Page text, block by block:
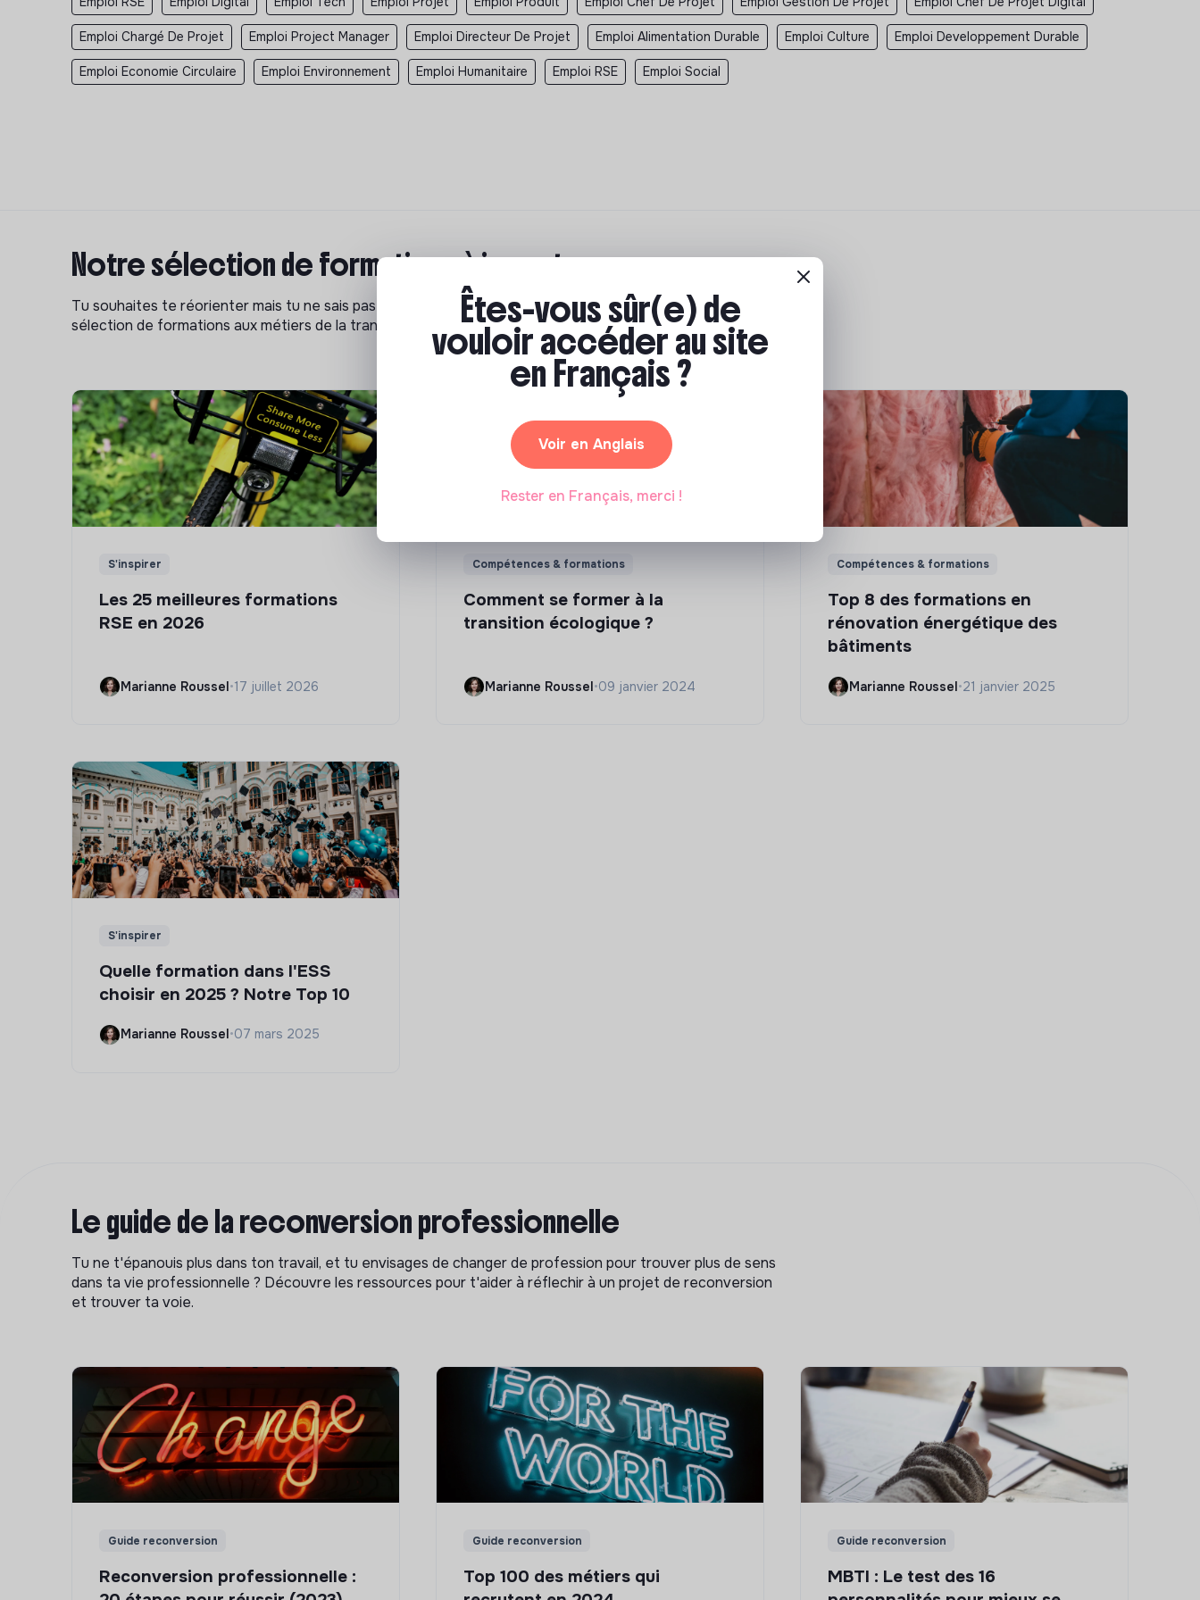
Emploi Chargé De Projet Emploi Project Manager Emploi Directeur De Projet Emploi Alimentation Durable Emploi Culture Emploi Developpement Durable
Emploi Economie Circulaire Emploi Environnement Emploi Humanitaire Emploi RSE Emploi Social
Notre sélection de formations à impact
Tu souhaites te réorienter mais tu ne sais pas par où commencer ? Pas de panique, on te propose une
sélection de formations aux métiers de la transition écologique et solidaire !
S'inspirer
Les 25 meilleures formations
RSE en 2026
Marianne Roussel•17 juillet 2026
Compétences & formations
Comment se former à la
transition écologique ?
Marianne Roussel•09 janvier 2024
Compétences & formations
Top 8 des formations en
rénovation énergétique des
bâtiments
Marianne Roussel•21 janvier 2025
S'inspirer
Quelle formation dans l'ESS
choisir en 2025 ? Notre Top 10
Marianne Roussel •07 mars 2025
Le guide de la reconversion professionnelle
Tu ne t'épanouis plus dans ton travail, et tu envisages de changer de profession pour trouver plus de sens
dans ta vie professionnelle ? Découvre les ressources pour t'aider à réflechir à un projet de reconversion
et trouver ta voie.
Guide reconversion
Reconversion professionnelle :
Guide reconversion
Top 100 des métiers qui
Guide reconversion
MBTI : Le test des 16
Êtes-vous sûr(e) de
vouloir accéder au site
en Français ?
Voir en Anglais
Rester en Français, merci !